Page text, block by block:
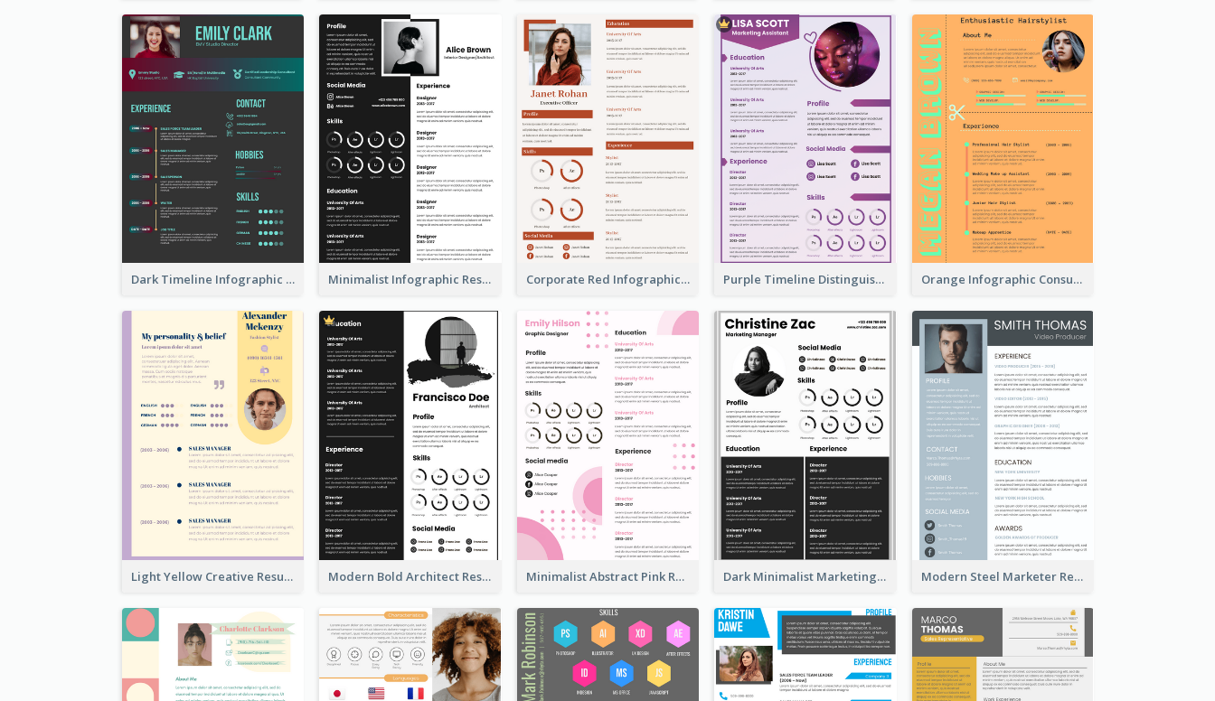
Dark Timeline Infographic Resume Minimalist Infographic Resume Corporate Red Infographic Resume Purple Timeline Distinguished Resume Orange Infographic Consultant Resume
Light Yellow Creative Resume Modern Bold Architect Resume Minimalist Abstract Pink Resume Dark Minimalist Marketing Manager Resume Modern Steel Marketer Resume